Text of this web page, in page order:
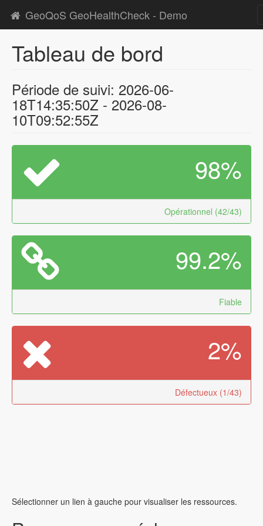
GeoQoS GeoHealthCheck - Demo
Tableau de bord
Période de suivi: 2026-06-
18T14:35:50Z - 2026-08-
10T09:52:55Z
98%
Opérationnel (42/43)
99.2%
Fiable
2%
Défectueux (1/43)
Sélectionner un lien à gauche pour visualiser les ressources.